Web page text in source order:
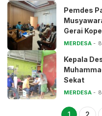
Pemdes
Gerai
MERDESA
Kepala
Sekat
MERDESA
1 2